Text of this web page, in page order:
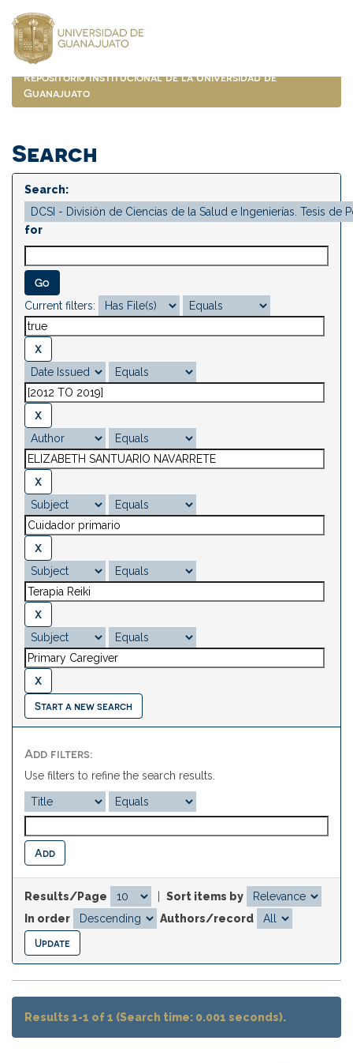
navigation
Repositorio Institucional de la Universidad de
Guanajuato
Search
Search:
for
Current filters:
Start a new search
Add filters:
Use filters to refine the search results.
Results/Page
Sort items by
In order
Authors/record
Results 1-1 of 1 (Search time: 0.001 seconds).